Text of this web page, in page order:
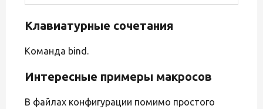
Клавиатурные сочетания
Команда bind.
Интересные примеры макросов
В файлах конфигурации помимо простого